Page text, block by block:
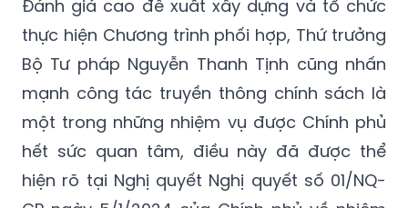
Bộ Tư pháp Nguyễn Thanh Tịnh cũng nhấn
mạnh công tác truyền thông chính sách là
một trong những nhiệm vụ được Chính phủ
hết sức quan tâm, điều này đã được thể
hiện rõ tại Nghị quyết Nghị quyết số 01/NQ-
CP ngày 5/1/2024 của Chính phủ về nhiệm
vụ, giải pháp chủ yếu thực hiện Kế hoạch